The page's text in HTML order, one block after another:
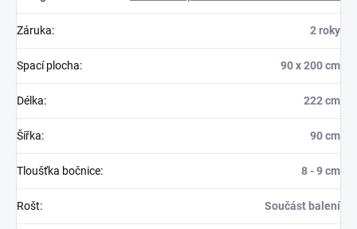
Záruka: 2 roky
Spací plocha: 90 x 200 cm
Délka: 222 cm
Šířka: 90 cm
Tloušťka bočnice: 8 - 9 cm
Rošt: Součást balení